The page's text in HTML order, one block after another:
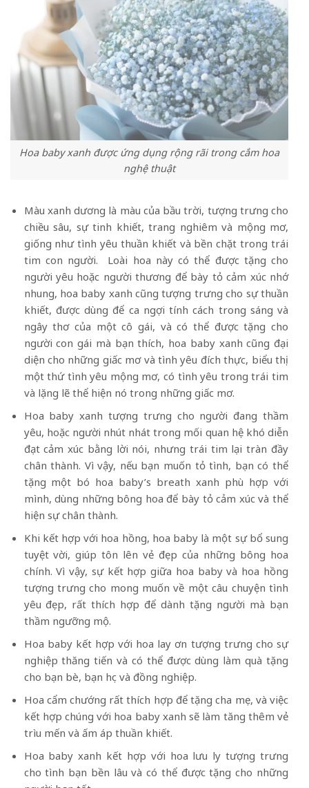
Hoa baby xanh được ứng dụng rộng rãi trong cắm hoa
nghệ thuật
Màu xanh dương là màu của bầu trời, tượng trưng cho
chiều sâu, sự tinh khiết, trang nghiêm và mộng mơ,
giống như tình yêu thuần khiết và bền chặt trong trái
tim con người. Loài hoa này có thể được tặng cho
người yêu hoặc người thương để bày tỏ cảm xúc nhớ
nhung, hoa baby xanh cũng tượng trưng cho sự thuần
khiết, được dùng để ca ngợi tính cách trong sáng và
ngây thơ của một cô gái, và có thể được tặng cho
người con gái mà bạn thích, hoa baby xanh cũng đại
diện cho những giấc mơ và tình yêu đích thực, biểu thị
một thứ tình yêu mộng mơ, có tình yêu trong trái tim
và lặng lẽ thể hiện nó trong những giấc mơ.
Hoa baby xanh tượng trưng cho người đang thầm
yêu, hoặc người nhút nhát trong mối quan hệ khó diễn
đạt cảm xúc bằng lời nói, nhưng trái tim lại tràn đầy
chân thành. Vì vậy, nếu bạn muốn tỏ tình, bạn có thể
tặng một bó hoa baby’s breath xanh phù hợp với
mình, dùng những bông hoa để bày tỏ cảm xúc và thể
hiện sự chân thành.
Khi kết hợp với hoa hồng, hoa baby là một sự bổ sung
tuyệt vời, giúp tôn lên vẻ đẹp của những bông hoa
chính. Vì vậy, sự kết hợp giữa hoa baby và hoa hồng
tượng trưng cho mong muốn về một câu chuyện tình
yêu đẹp, rất thích hợp để dành tặng người mà bạn
thầm ngưỡng mộ.
Hoa baby kết hợp với hoa lay ơn tượng trưng cho sự
nghiệp thăng tiến và có thể được dùng làm quà tặng
cho bạn bè, bạn học và đồng nghiệp.
Hoa cẩm chướng rất thích hợp để tặng cha mẹ, và việc
kết hợp chúng với hoa baby xanh sẽ làm tăng thêm vẻ
trìu mến và ấm áp thuần khiết.
Hoa baby xanh kết hợp với hoa lưu ly tượng trưng
cho tình bạn bền lâu và có thể được tặng cho những